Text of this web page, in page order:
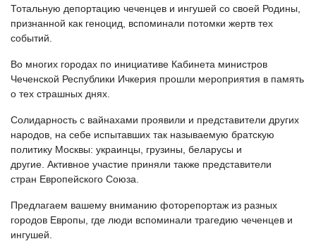
Тотальную депортацию чеченцев и ингушей со своей Родины,
признанной как геноцид, вспоминали потомки жертв тех
событий.
Во многих городах по инициативе Кабинета министров
Чеченской Республики Ичкерия прошли мероприятия в память
о тех страшных днях.
Солидарность с вайнахами проявили и представители других
народов, на себе испытавших так называемую братскую
политику Москвы: украинцы, грузины, беларусы и
другие. Активное участие приняли также представители
стран Европейского Союза.
Предлагаем вашему вниманию фоторепортаж из разных
городов Европы, где люди вспоминали трагедию чеченцев и
ингушей.